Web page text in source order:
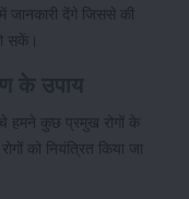
देंगे जिससे की
सकें।
हमने कुछ प्रमुख रोगों के
को नियंत्रित किया जा